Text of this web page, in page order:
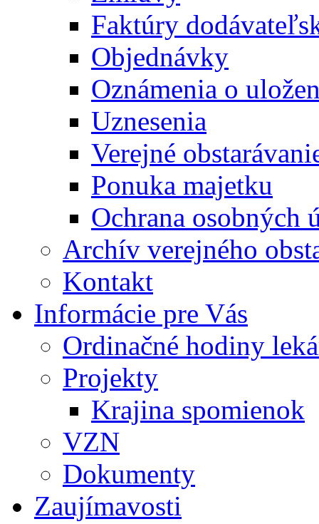
Faktúry
Objednávky
Oznámenia o
Uznesenia
Verejné
Ponuka majetku
Ochrana osobných
Archív verejného
Kontakt
Informácie pre Vás
Ordinačné hodiny
Projekty
Krajina spomienok
VZN
Dokumenty
Zaujímavosti